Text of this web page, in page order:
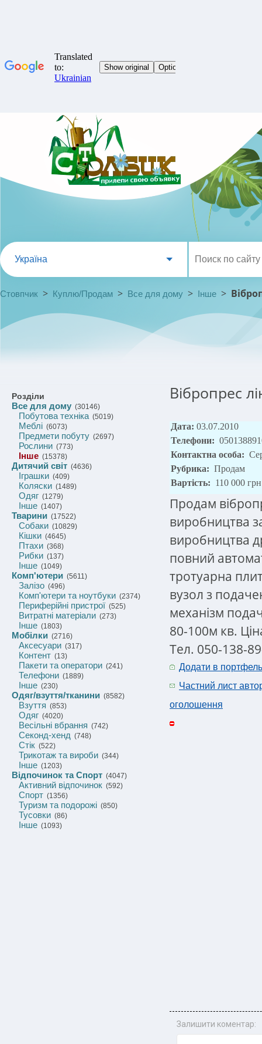
Україна
Стовпчик > Куплю/Продам > Все для дому > Інше >
Розділи
Все для дому (30146)
Побутова техніка(5019)
Меблі (6073)
Предмети побуту (2697)
Рослини (773)
Інше (15378)
Дитячий світ (4636)
Іграшки (409)
Коляски (1489)
Одяг (1279)
Інше (1407)
Тварини (17522)
Собаки (10829)
Кішки (4645)
Птахи (368)
Рибки (137)
Інше (1049)
Комп'ютери (5611)
Залізо (496)
Комп'ютери та ноутбуки (2374)
Периферійні пристрої (525)
Витратні матеріали (273)
Інше (1803)
Мобілки (2716)
Аксесуари (317)
Контент (13)
Пакети та оператори (241)
Телефони (1889)
Інше (230)
Одяг/взуття/тканини (8582)
Взуття (853)
Одяг (4020)
Весільні вбрання (742)
Секонд-хенд (748)
Стік (522)
Трикотаж та вироби (344)
Інше (1203)
Відпочинок та Спорт (4047)
Активний відпочинок (592)
Спорт (1356)
Туризм та подорожі (850)
Тусовки (86)
Інше (1093)
Вібропрес
Дата: 03.07.2010
Телефони:
Контактна особа:
Рубрика: Продам
Вартість: 110 000
Продам
виробництва
виробництва
повний
тротуарна
вузол з
механізм
80-100м кв.
Тел. 050-138-
Додати в портфель
Частний лист
оголошення
Залишити коментар: